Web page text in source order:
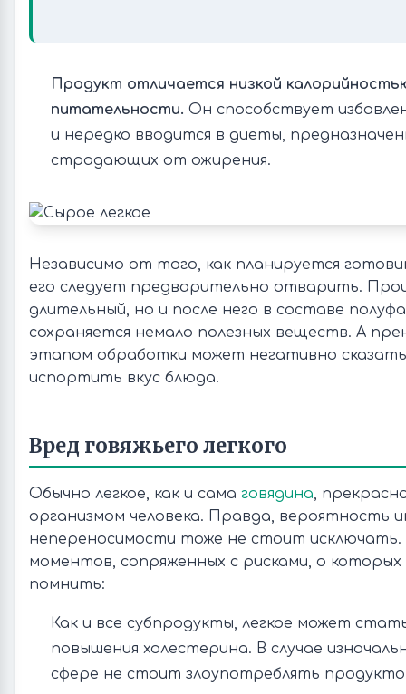
Продукт отличается низкой
питательности. Он способствует
и нередко вводится в диеты,
страдающих от ожирения.
Независимо от того, как планируется
его следует предварительно отварить.
длительный, но и после него в составе
сохраняется немало полезных веществ. А
этапом обработки может негативно
испортить вкус блюда.
Вред говяжьего легкого
Обычно легкое, как и сама говядина,
организмом человека. Правда, вероятность
непереносимости тоже не стоит исключать.
моментов, сопряженных с рисками, о которых
помнить:
Как и все субпродукты, легкое может
повышения холестерина. В случае
сфере не стоит злоупотреблять